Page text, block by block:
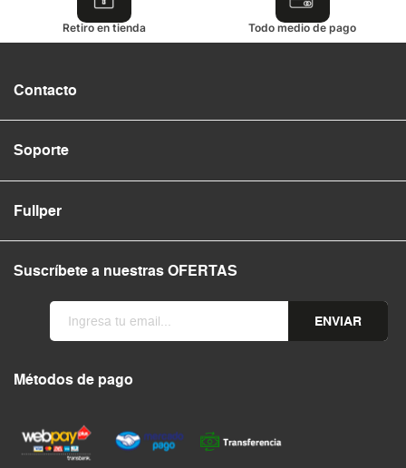
Retiro en tienda Todo medio de pago
Contacto
Soporte
Fullper
Suscríbete a nuestras OFERTAS
ENVIAR
Métodos de pago